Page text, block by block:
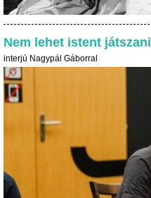
Nem lehet istent játszani
interjú Nagypál Gáborral